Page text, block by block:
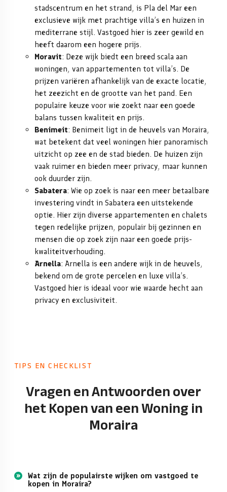
stadscentrum en het strand, is Pla del Mar een
exclusieve wijk met prachtige villa’s en huizen in
mediterrane stijl. Vastgoed hier is zeer gewild en
heeft daarom een hogere prijs.
Moravit: Deze wijk biedt een breed scala aan
woningen, van appartementen tot villa’s. De
prijzen variëren afhankelijk van de exacte locatie,
het zeezicht en de grootte van het pand. Een
populaire keuze voor wie zoekt naar een goede
balans tussen kwaliteit en prijs.
Benimeit: Benimeit ligt in de heuvels van Moraira,
wat betekent dat veel woningen hier panoramisch
uitzicht op zee en de stad bieden. De huizen zijn
vaak ruimer en bieden meer privacy, maar kunnen
ook duurder zijn.
Sabatera: Wie op zoek is naar een meer betaalbare
investering vindt in Sabatera een uitstekende
optie. Hier zijn diverse appartementen en chalets
tegen redelijke prijzen, populair bij gezinnen en
mensen die op zoek zijn naar een goede prijs-
kwaliteitverhouding.
Arnella: Arnella is een andere wijk in de heuvels,
bekend om de grote percelen en luxe villa’s.
Vastgoed hier is ideaal voor wie waarde hecht aan
privacy en exclusiviteit.
TIPS EN CHECKLIST
Vragen en Antwoorden over
het Kopen van een Woning in
Moraira
Wat zijn de populairste wijken om vastgoed te
kopen in Moraira?